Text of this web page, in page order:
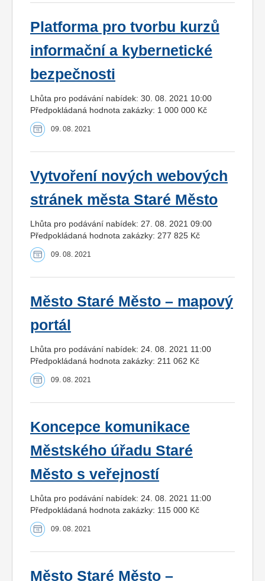
Platforma pro tvorbu kurzů
informační a kybernetické
bezpečnosti
Lhůta pro podávání nabídek: 30. 08. 2021 10:00
Předpokládaná hodnota zakázky: 1 000 000 Kč
09. 08. 2021
Vytvoření nových webových
stránek města Staré Město
Lhůta pro podávání nabídek: 27. 08. 2021 09:00
Předpokládaná hodnota zakázky: 277 825 Kč
09. 08. 2021
Město Staré Město – mapový
portál
Lhůta pro podávání nabídek: 24. 08. 2021 11:00
Předpokládaná hodnota zakázky: 211 062 Kč
09. 08. 2021
Koncepce komunikace
Městského úřadu Staré
Město s veřejností
Lhůta pro podávání nabídek: 24. 08. 2021 11:00
Předpokládaná hodnota zakázky: 115 000 Kč
09. 08. 2021
Město Staré Město –